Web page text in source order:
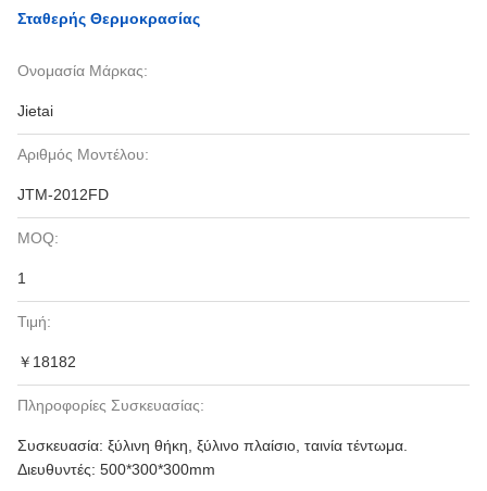
Σταθερής Θερμοκρασίας
Ονομασία Μάρκας:
Jietai
Αριθμός Μοντέλου:
JTM-2012FD
MOQ:
1
Τιμή:
￥18182
Πληροφορίες Συσκευασίας:
Συσκευασία: ξύλινη θήκη, ξύλινο πλαίσιο, ταινία τέντωμα.
Διευθυντές: 500*300*300mm